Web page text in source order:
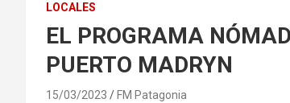
LOCALES
EL PROGRAMA
PUERTO MADRYN
15/03/2023 FM Patagonia